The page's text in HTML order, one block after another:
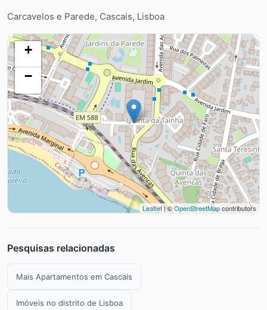
Carcavelos e Parede, Cascais, Lisboa
+
−
Leaflet| ©OpenStreetMapcontributors
Pesquisas relacionadas
Mais Apartamentos em Cascais
Imóveis no distrito de Lisboa